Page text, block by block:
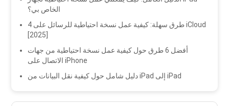
الخاص بي؟
4 طرق سهلة: كيفية عمل نسخة احتياطية للرسائل على iCloud
[2025]
أفضل 6 طرق حول كيفية عمل نسخة احتياطية من جهات
الاتصال على iPhone
دليل شامل حول كيفية نقل البيانات من iPad إلى iPad